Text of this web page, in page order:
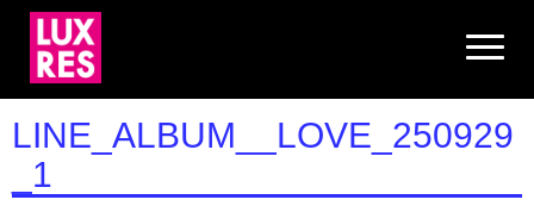
N
a
i
g
a
o
LINE_ALBUM__LOVE_250929
_1